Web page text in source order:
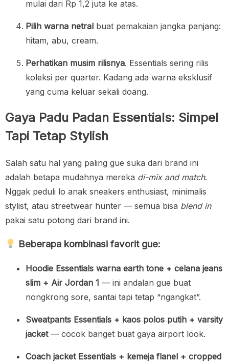
mulai dari Rp 1,2 juta ke atas.
Pilih warna netral buat pemakaian jangka panjang:
hitam, abu, cream.
Perhatikan musim rilisnya. Essentials sering rilis
koleksi per quarter. Kadang ada warna eksklusif
yang cuma keluar sekali doang.
Gaya Padu Padan Essentials: Simpel
Tapi Tetap Stylish
Salah satu hal yang paling gue suka dari brand ini
adalah betapa mudahnya mereka di-mix and match.
Nggak peduli lo anak sneakers enthusiast, minimalis
stylist, atau streetwear hunter — semua bisa blend in
pakai satu potong dari brand ini.
Beberapa kombinasi favorit gue:
Hoodie Essentials warna earth tone + celana jeans
slim + Air Jordan 1 — ini andalan gue buat
nongkrong sore, santai tapi tetap “ngangkat”.
Sweatpants Essentials + kaos polos putih + varsity
jacket— cocok banget buat gaya airport look.
Coach jacket Essentials + kemeja flanel + cropped